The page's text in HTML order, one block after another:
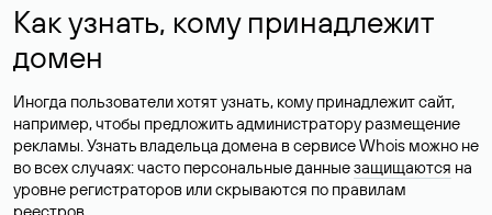
Как узнать, кому принадлежит
домен
Иногда пользователи хотят узнать, кому принадлежит сайт,
например, чтобы предложить администратору размещение
рекламы. Узнать владельца домена в сервисе Whois можно не
во всех случаях: часто персональные данныезащищаются на
уровне регистраторов или скрываются по правилам